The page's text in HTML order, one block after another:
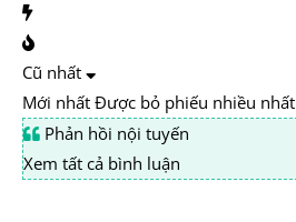
Cũ nhất
Mới nhất Được bỏ phiếu nhiều nhất
Phản hồi nội tuyến
Xem tất cả bình luận